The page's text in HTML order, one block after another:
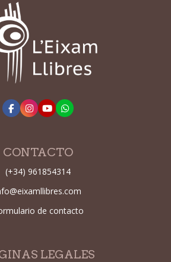
CONTACTO
(+34) 961854314
de contacto
LEGALES